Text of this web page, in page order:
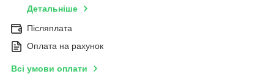
Детальніше
Післяплата
Оплата на рахунок
Всі умови оплати